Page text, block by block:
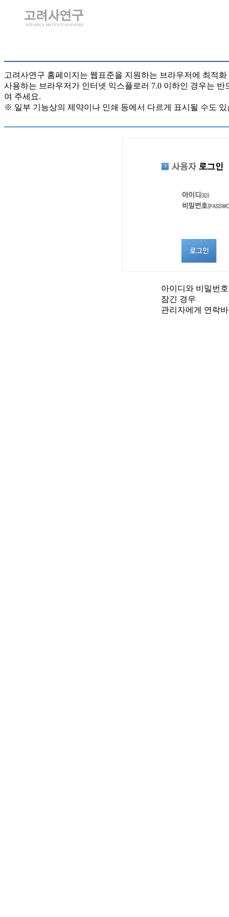
고려사연구 홈페이지는 웹표준을 지원하는 브라우저에 최적
사용하는 브라우저가 인터넷 익스플로러 7.0 이하인 경우는 반
여 주세요.
※ 일부 기능상의 제약이나 인쇄 등에서 다르게 표시될 수도 있
아이디와 비밀번
잠긴 경우
관리자에게 연락